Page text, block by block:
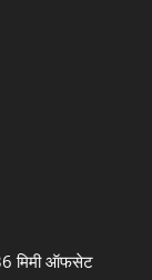
मिमी ऑफसेट